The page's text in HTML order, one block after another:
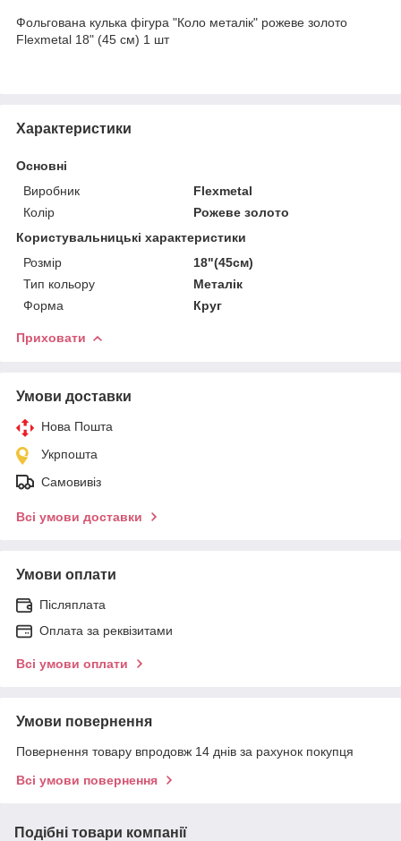
Фольгована кулька фігура "Коло металік" рожеве золото
Flexmetal 18" (45 см) 1 шт
Характеристики
Основні
Виробник
Flexmetal
Колір
Рожеве золото
Користувальницькі характеристики
Розмір
18"(45см)
Тип кольору
Металік
Форма
Круг
Приховати
Умови доставки
Нова Пошта
Укрпошта
Самовивіз
Всі умови доставки
Умови оплати
Післяплата
Оплата за реквізитами
Всі умови оплати
Умови повернення
Повернення товару впродовж 14 днів за рахунок покупця
Всі умови повернення
Подібні товари компанії